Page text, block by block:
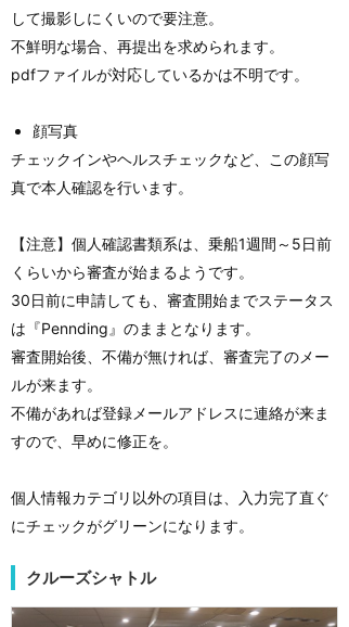
して撮影しにくいので要注意。
不鮮明な場合、再提出を求められます。
pdfファイルが対応しているかは不明です。
顔写真
チェックインやヘルスチェックなど、この顔写
真で本人確認を行います。
【注意】個人確認書類系は、乗船1週間～5日前
くらいから審査が始まるようです。
30日前に申請しても、審査開始までステータス
は『Pennding』のままとなります。
審査開始後、不備が無ければ、審査完了のメー
ルが来ます。
不備があれば登録メールアドレスに連絡が来ま
すので、早めに修正を。
個人情報カテゴリ以外の項目は、入力完了直ぐ
にチェックがグリーンになります。
クルーズシャトル